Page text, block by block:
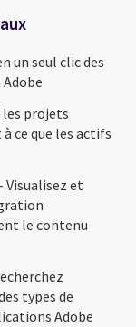
un seul clic des
les projets
ce que les actifs
Visualisez et
le contenu
types de
Adobe